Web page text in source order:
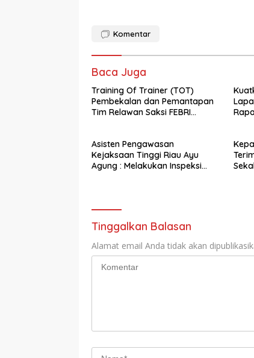
Komentar
Baca Juga
Training Of Trainer (TOT)
Pembekalan dan Pemantapan
Tim Relawan Saksi FEBRI
Asisten Pengawasan
Kejaksaan Tinggi Riau Ayu
Agung : Melakukan Inspeksi
Tinggalkan Balasan
Alamat email Anda tidak akan